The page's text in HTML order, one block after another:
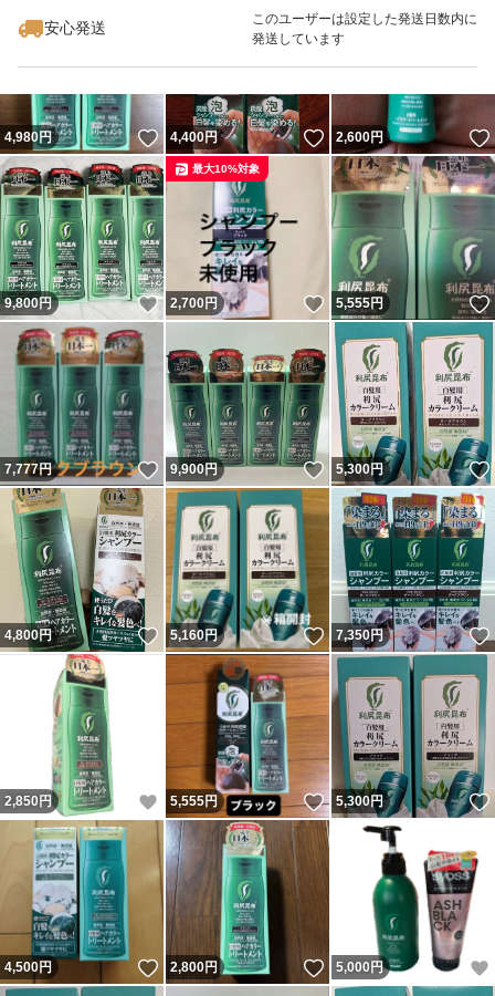
安心発送
このユーザーは設定した発送日数内に
発送しています
4,980円 いいね！
4,400円 いいね！
2,600円
9,800円 いいね！
2,700円 いいね！
最大10%対象
5,555円
7,777円 いいね！
9,900円 いいね！
5,300円
4,800円 いいね！
5,160円 いいね！
7,350円
2,850 円 いいね！
5,555円 いいね！
5,300円
4,500円 いいね！
2,800円 いいね！
5,000 円